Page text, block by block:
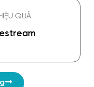
QUẢ